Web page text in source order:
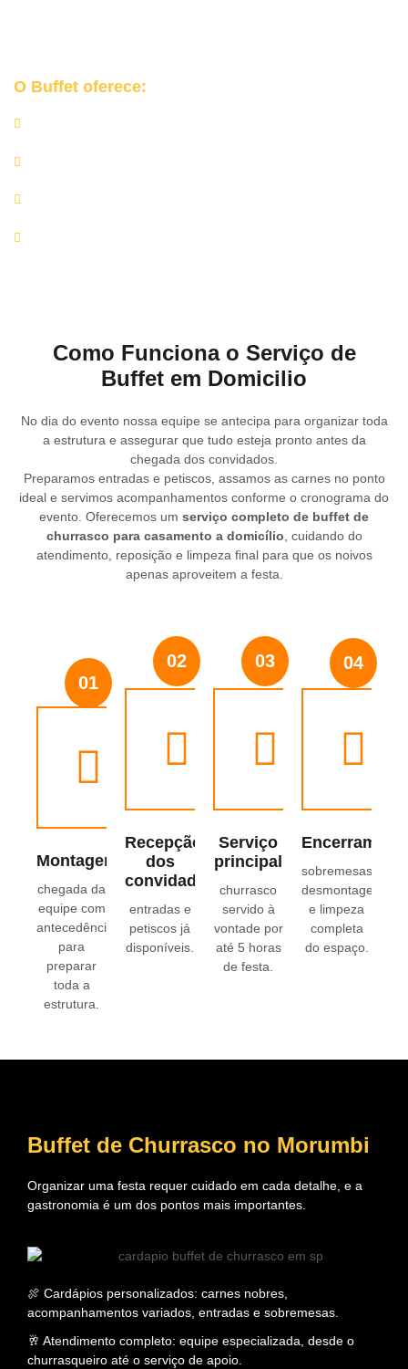
O Buffet oferece:
Como Funciona o Serviço de
Buffet em Domicilio
No dia do evento nossa equipe se antecipa para organizar toda
a estrutura e assegurar que tudo esteja pronto antes da
chegada dos convidados.
Preparamos entradas e petiscos, assamos as carnes no ponto
ideal e servimos acompanhamentos conforme o cronograma do
evento. Oferecemos um serviço completo de buffet de
churrasco para casamento a domicílio , cuidando do
atendimento, reposição e limpeza final para que os noivos
apenas aproveitem a festa.
Montagem
chegada da
equipe com
antecedência
para
preparar
toda a
estrutura.
01
Recepção
dos
convidados
entradas e
petiscos já
disponíveis.
02
Serviço
principal
churrasco
servido à
vontade por
até 5 horas
de festa.
03
sobremesas,
desmontagem
e limpeza
completa
do espaço.
04
Buffet de Churrasco no Morumbi
Organizar uma festa requer cuidado em cada detalhe, e a
gastronomia é um dos pontos mais importantes.
🍖 Cardápios personalizados: carnes nobres,
acompanhamentos variados, entradas e sobremesas.
🥂 Atendimento completo: equipe especializada, desde o
churrasqueiro até o serviço de apoio.